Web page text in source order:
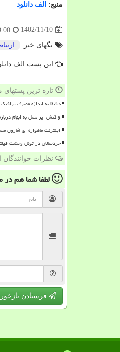
منبع: الف دانلود
1402/11/10
تگهای خبر:
این پست الف
تازه ترین پستهای
دقیقا به اندازه مصرف
واکنش ایرانسل به ابهام
اینترنت ماهواره ای آمازون
خردسالان در تونل وحشت
نظرات
لطفا شما همدر
فرستادن